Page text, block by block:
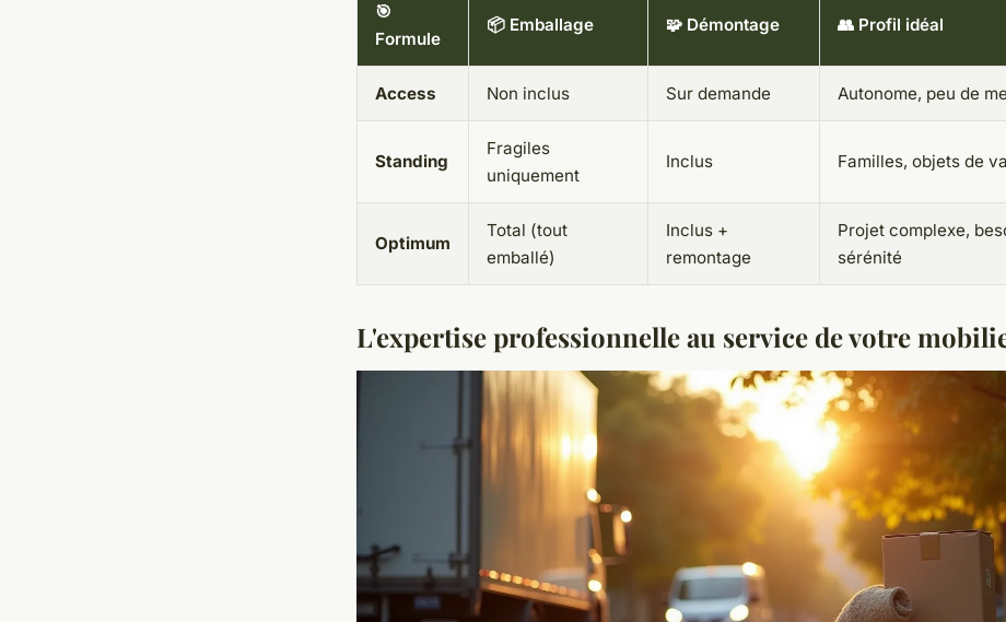
🎯
Formule
📦 Emballage 🧩 Démontage 👥 Profil idéal
Access Non inclus Sur demande Autonome, peu de
Standing
Fragiles
uniquement
Inclus Familles, objets de
Optimum
Total (tout
emballé)
Inclus +
remontage
Projet complexe,
sérénité
L'expertise professionnelle au service de votre